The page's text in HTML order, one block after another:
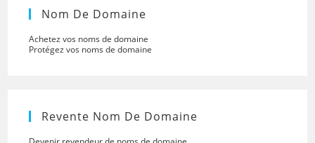
Nom De Domaine
Achetez vos noms de domaine
Protégez vos noms de domaine
Revente Nom De Domaine